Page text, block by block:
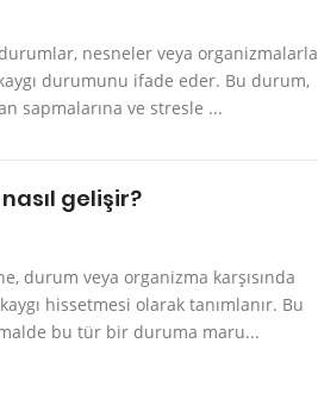
nesneler veya organizmalarla
durumunu ifade eder. Bu durum,
sapmalarına ve stresle ...
gelişir?
durum veya organizma karşısında
hissetmesi olarak tanımlanır. Bu
bu tür bir duruma maru...